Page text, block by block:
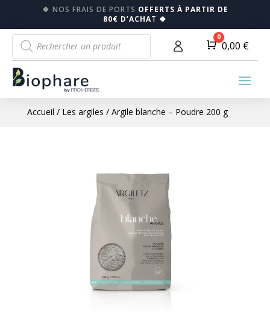
🍀 NOS FRAIS DE PORTS OFFERTS À PARTIR DE
80€ D’ACHAT 🍀
Recherche
de
produits
Panier
0
0,00 €
Accueil / Les argiles / Argile blanche – Poudre 200 g